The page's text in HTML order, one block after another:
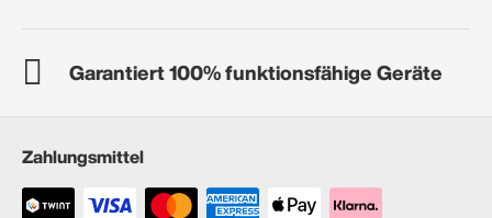
Garantiert 100% funktionsfähige Geräte
Zahlungsmittel